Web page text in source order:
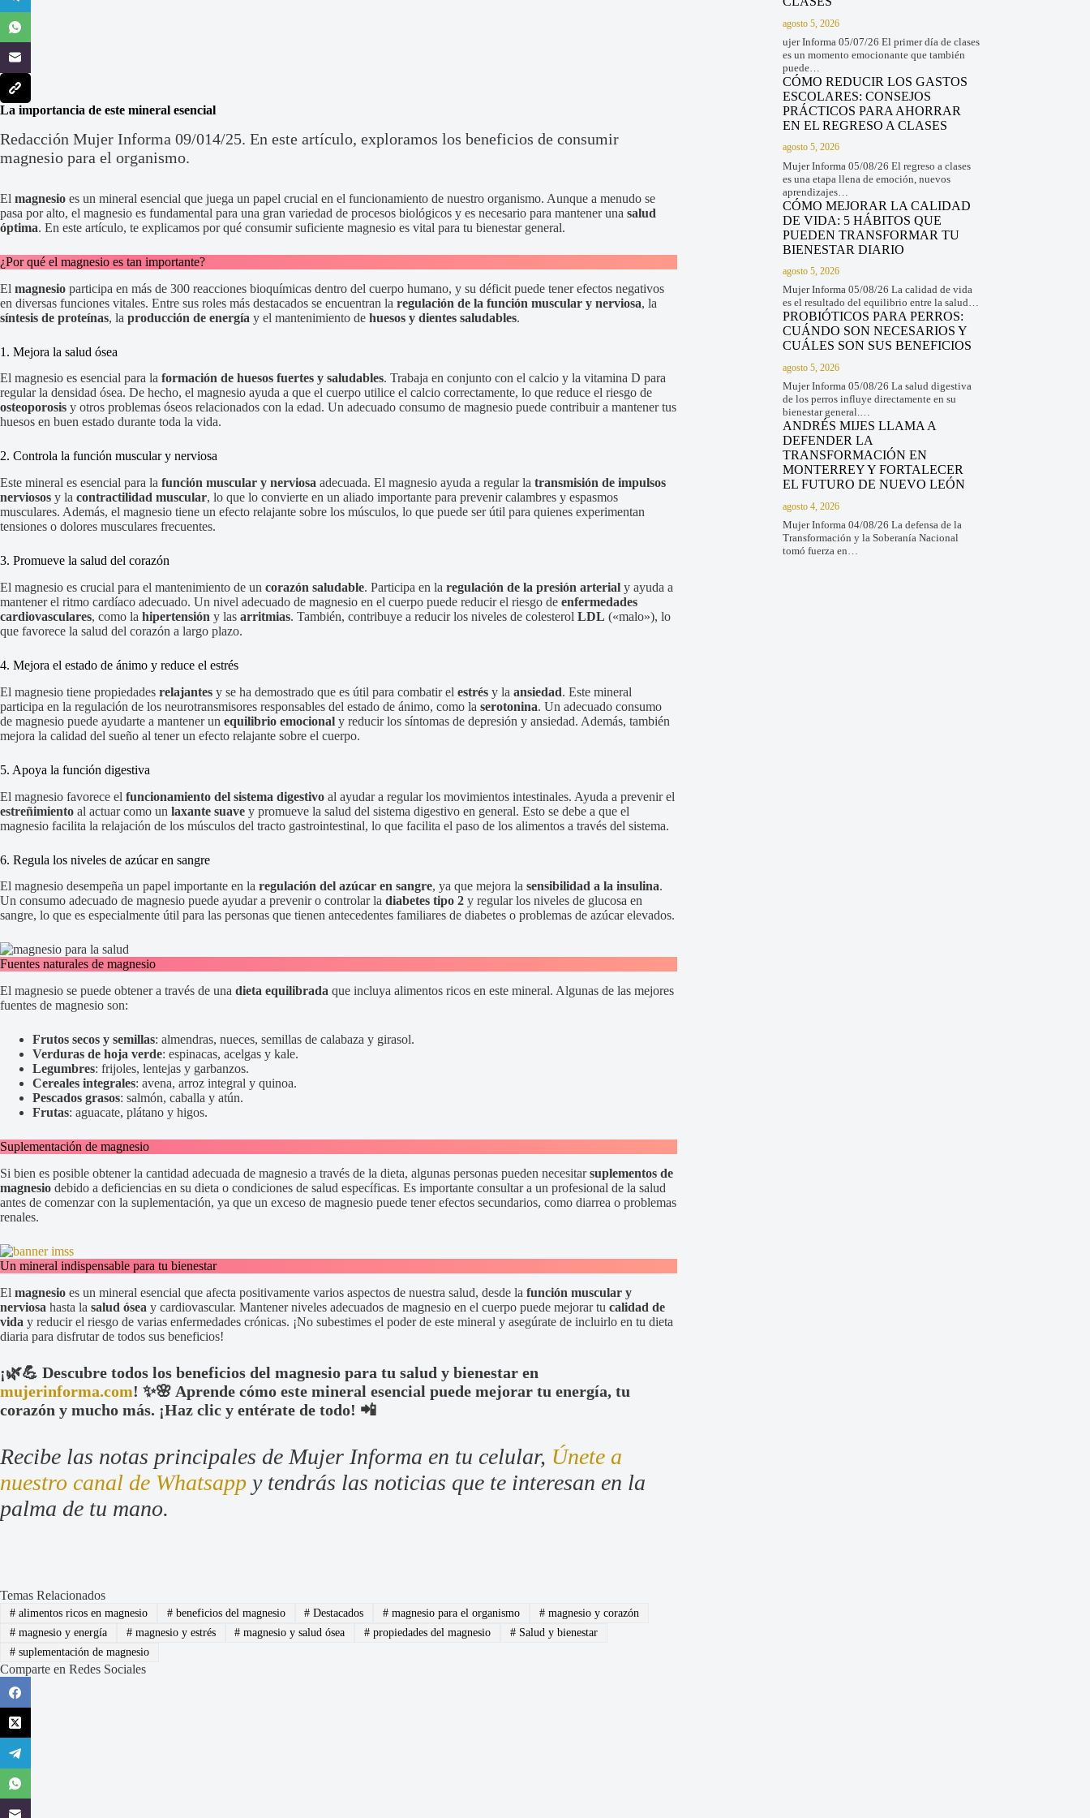
La importancia de este mineral esencial
Redacción Mujer Informa 09/014/25. En este artículo, exploramos los beneficios de consumir
magnesio para el organismo.
El magnesio es un mineral esencial que juega un papel crucial en el funcionamiento de nuestro organismo. Aunque a menudo se
pasa por alto, el magnesio es fundamental para una gran variedad de procesos biológicos y es necesario para mantener una salud
óptima. En este artículo, te explicamos por qué consumir suficiente magnesio es vital para tu bienestar general.
¿Por qué el magnesio es tan importante?
El magnesio participa en más de 300 reacciones bioquímicas dentro del cuerpo humano, y su déficit puede tener efectos negativos
en diversas funciones vitales. Entre sus roles más destacados se encuentran la regulación de la función muscular y nerviosa, la
síntesis de proteínas, la producción de energía y el mantenimiento de huesos y dientes saludables.
1. Mejora la salud ósea
El magnesio es esencial para la formación de huesos fuertes y saludables. Trabaja en conjunto con el calcio y la vitamina D para
regular la densidad ósea. De hecho, el magnesio ayuda a que el cuerpo utilice el calcio correctamente, lo que reduce el riesgo de
osteoporosis y otros problemas óseos relacionados con la edad. Un adecuado consumo de magnesio puede contribuir a mantener tus
huesos en buen estado durante toda la vida.
2. Controla la función muscular y nerviosa
Este mineral es esencial para la función muscular y nerviosa adecuada. El magnesio ayuda a regular la transmisión de impulsos
nerviosos y la contractilidad muscular, lo que lo convierte en un aliado importante para prevenir calambres y espasmos
musculares. Además, el magnesio tiene un efecto relajante sobre los músculos, lo que puede ser útil para quienes experimentan
tensiones o dolores musculares frecuentes.
3. Promueve la salud del corazón
El magnesio es crucial para el mantenimiento de un corazón saludable. Participa en la regulación de la presión arterial y ayuda a
mantener el ritmo cardíaco adecuado. Un nivel adecuado de magnesio en el cuerpo puede reducir el riesgo de enfermedades
cardiovasculares, como la hipertensión y las arritmias. También, contribuye a reducir los niveles de colesterol LDL («malo»), lo
que favorece la salud del corazón a largo plazo.
4. Mejora el estado de ánimo y reduce el estrés
El magnesio tiene propiedades relajantes y se ha demostrado que es útil para combatir el estrés y la ansiedad. Este mineral
participa en la regulación de los neurotransmisores responsables del estado de ánimo, como la serotonina. Un adecuado consumo
de magnesio puede ayudarte a mantener un equilibrio emocional y reducir los síntomas de depresión y ansiedad. Además, también
mejora la calidad del sueño al tener un efecto relajante sobre el cuerpo.
5. Apoya la función digestiva
El magnesio favorece el funcionamiento del sistema digestivo al ayudar a regular los movimientos intestinales. Ayuda a prevenir el
estreñimiento al actuar como un laxante suave y promueve la salud del sistema digestivo en general. Esto se debe a que el
magnesio facilita la relajación de los músculos del tracto gastrointestinal, lo que facilita el paso de los alimentos a través del sistema.
6. Regula los niveles de azúcar en sangre
El magnesio desempeña un papel importante en la regulación del azúcar en sangre, ya que mejora la sensibilidad a la insulina.
Un consumo adecuado de magnesio puede ayudar a prevenir o controlar la diabetes tipo 2 y regular los niveles de glucosa en
sangre, lo que es especialmente útil para las personas que tienen antecedentes familiares de diabetes o problemas de azúcar elevados.
Fuentes naturales de magnesio
El magnesio se puede obtener a través de una dieta equilibrada que incluya alimentos ricos en este mineral. Algunas de las mejores
fuentes de magnesio son:
Frutos secos y semillas: almendras, nueces, semillas de calabaza y girasol.
Verduras de hoja verde: espinacas, acelgas y kale.
Legumbres: frijoles, lentejas y garbanzos.
Cereales integrales: avena, arroz integral y quinoa.
Pescados grasos: salmón, caballa y atún.
Frutas: aguacate, plátano y higos.
Suplementación de magnesio
Si bien es posible obtener la cantidad adecuada de magnesio a través de la dieta, algunas personas pueden necesitarsuplementos de
magnesio debido a deficiencias en su dieta o condiciones de salud específicas. Es importante consultar a un profesional de la salud
antes de comenzar con la suplementación, ya que un exceso de magnesio puede tener efectos secundarios, como diarrea o problemas
renales.
Un mineral indispensable para tu bienestar
El magnesio es un mineral esencial que afecta positivamente varios aspectos de nuestra salud, desde la función muscular y
nerviosa hasta la salud ósea y cardiovascular. Mantener niveles adecuados de magnesio en el cuerpo puede mejorar tu calidad de
vida y reducir el riesgo de varias enfermedades crónicas. ¡No subestimes el poder de este mineral y asegúrate de incluirlo en tu dieta
diaria para disfrutar de todos sus beneficios!
¡🌿💪 Descubre todos los beneficios del magnesio para tu salud y bienestar en
mujerinforma.com! ✨🌸 Aprende cómo este mineral esencial puede mejorar tu energía, tu
corazón y mucho más. ¡Haz clic y entérate de todo! 📲
Recibe las notas principales de Mujer Informa en tu celular, Únete a
nuestro canal de Whatsapp y tendrás las noticias que te interesan en la
palma de tu mano.
Temas Relacionados
#alimentos ricos en magnesio #beneficios del magnesio # Destacados # magnesio para el organismo # magnesio y corazón
#magnesio y energía #magnesio y estrés # magnesio y salud ósea # propiedades del magnesio # Salud y bienestar
#suplementación de magnesio
Comparte en Redes Sociales
agosto 5, 2026
ujer Informa 05/07/26 El primer día de clases
es un momento emocionante que también
puede…
CÓMO REDUCIR LOS GASTOS
ESCOLARES: CONSEJOS
PRÁCTICOS PARA AHORRAR
EN EL REGRESO A CLASES
agosto 5, 2026
Mujer Informa 05/08/26 El regreso a clases
es una etapa llena de emoción, nuevos
aprendizajes…
CÓMO MEJORAR LA CALIDAD
DE VIDA: 5 HÁBITOS QUE
PUEDEN TRANSFORMAR TU
BIENESTAR DIARIO
agosto 5, 2026
Mujer Informa 05/08/26 La calidad de vida
es el resultado del equilibrio entre la salud…
PROBIÓTICOS PARA PERROS:
CUÁNDO SON NECESARIOS Y
CUÁLES SON SUS BENEFICIOS
agosto 5, 2026
Mujer Informa 05/08/26 La salud digestiva
de los perros influye directamente en su
bienestar general.…
ANDRÉS MIJES LLAMA A
DEFENDER LA
TRANSFORMACIÓN EN
MONTERREY Y FORTALECER
EL FUTURO DE NUEVO LEÓN
agosto 4, 2026
Mujer Informa 04/08/26 La defensa de la
Transformación y la Soberanía Nacional
tomó fuerza en…